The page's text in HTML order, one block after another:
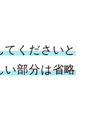
てくださいと
い部分は省略